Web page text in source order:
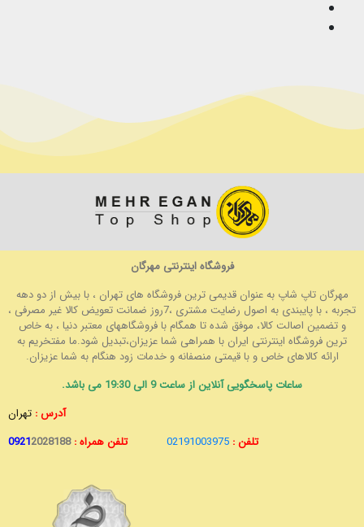
فروشگاه اینترنتی مهرگان
مهرگان تاپ شاپ به عنوان قدیمی ترین فروشگاه های تهران ، با بیش از دو دهه
تجربه ، با پایبندی به اصول رضایت مشتری ،7روز ضمانت تعویض کالا غیر مصرفی ،
و تضمین اصالت کالا، موفق شده تا همگام با فروشگاههای معتبر دنیا ، به خاص
ترین فروشگاه اینترنتی ایران با همراهی شما عزیزان،تبدیل شود.ما مفتخریم به
ارائه کالاهای خاص و با قیمتی منصفانه و خدمات زود هنگام به شما عزیزان.
ساعات پاسخگویی آنلاین از ساعت 9 الی 19:30 می باشد.
آدرس : تهران
تلفن : 02191003975 تلفن همراه : 09212028188